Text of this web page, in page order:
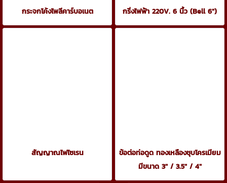
กระจกโค้งโพลีคาร์บอเนต กริ่งไฟฟ้า 220V. 6 นิ้ว (Bell 6")
สัญญาณไฟไซเรน
ข้อต่อท่อดูด ทองเหลืองชุบโครเมียม
มีขนาด 3" / 3.5" / 4"